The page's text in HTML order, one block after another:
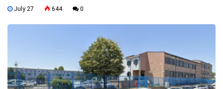
July 27 644 0